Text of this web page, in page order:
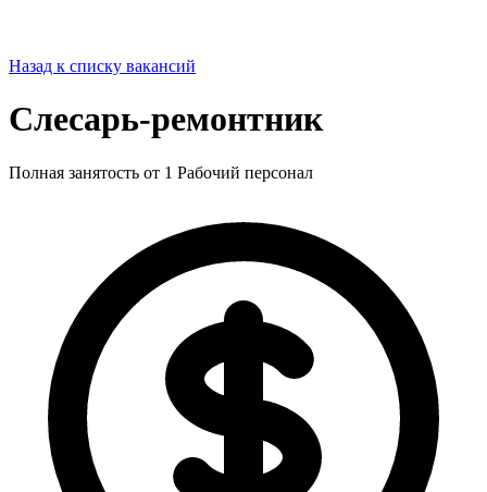
Назад к списку вакансий
Слесарь-ремонтник
Полная занятость от 1 Рабочий персонал